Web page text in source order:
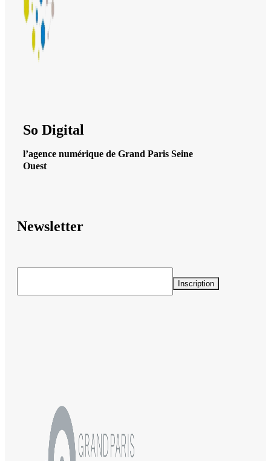
So Digital
l’agence numérique de Grand Paris Seine
Ouest
Newsletter